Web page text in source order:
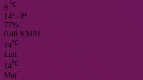
9 ℃
14º - 8º
77%
0.48 KM/H
14℃
Lun
14℃
Mar